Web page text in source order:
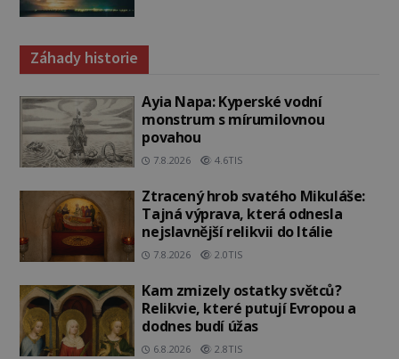
Záhady historie
Ayia Napa: Kyperské vodní
monstrum s mírumilovnou
povahou
7.8.2026 4.6TIS
Ztracený hrob svatého Mikuláše:
Tajná výprava, která odnesla
nejslavnější relikvii do Itálie
7.8.2026 2.0TIS
Kam zmizely ostatky světců?
Relikvie, které putují Evropou a
dodnes budí úžas
6.8.2026 2.8TIS